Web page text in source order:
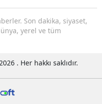
Son dakika, siyaset,
yerel ve tüm
. Her hakkı saklıdır.